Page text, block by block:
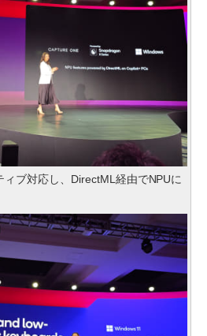
ブ対応し、DirectML経由でNPUに